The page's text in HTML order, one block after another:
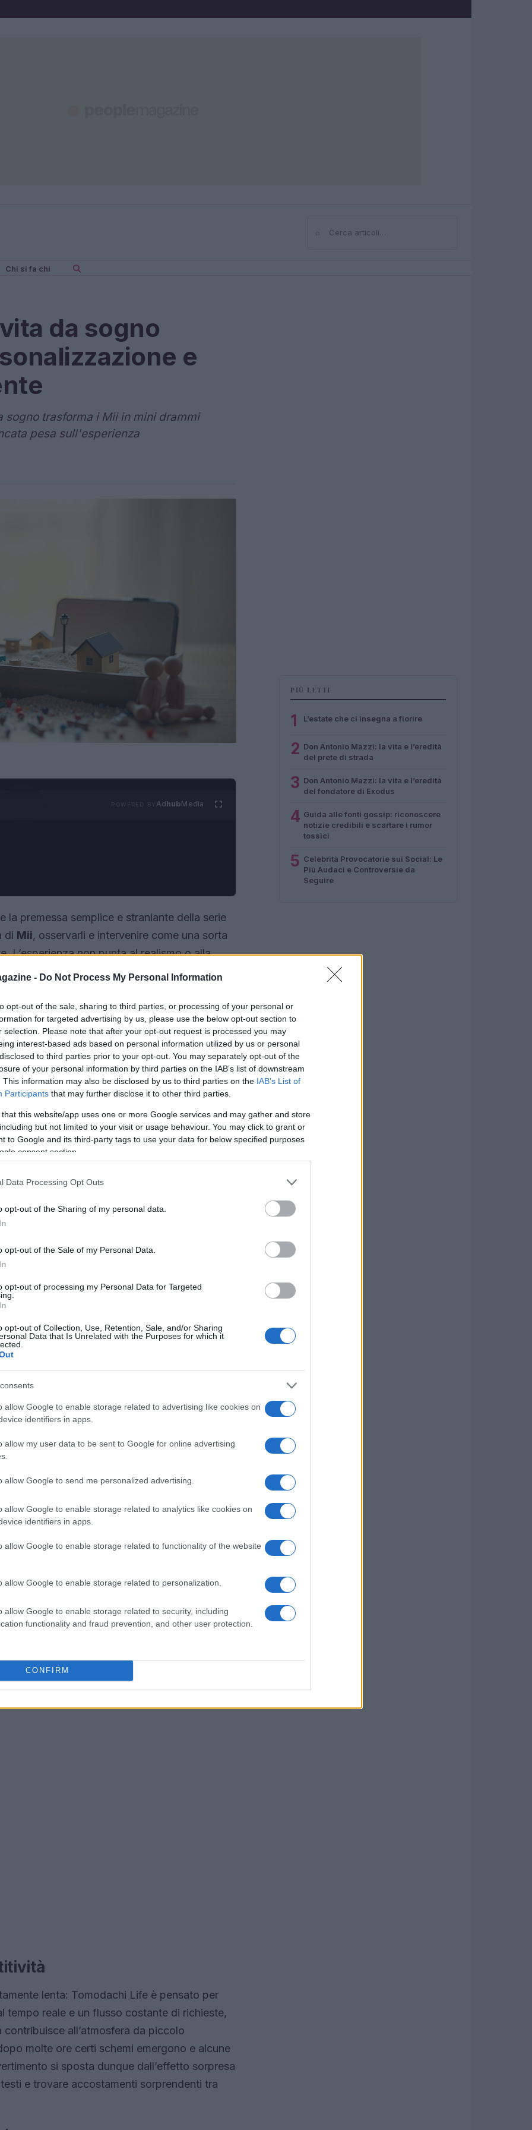
- Do Not Process My Personal Information
opt-out of the sale, sharing to third parties, or processing of your personal or
for targeted advertising by us, please use the below opt-out section to
selection. Please note that after your opt-out request is processed you may
interest-based ads based on personal information utilized by us or personal
to third parties prior to your opt-out. You may separately opt-out of the
of your personal information by third parties on the IAB’s list of downstream
This information may also be disclosed by us to third parties on the IAB’s List of
Participants that may further disclose it to other third parties.
that this website/app uses one or more Google services and may gather and store
but not limited to your visit or usage behaviour. You may click to grant or
to Google and its third-party tags to use your data for below specified purposes
consent section.
Data Processing Opt Outs
opt-out of the Sharing of my personal data.
opt-out of the Sale of my Personal Data.
opt-out of processing my Personal Data for Targeted
opt-out of Collection, Use, Retention, Sale, and/or Sharing
Data that Is Unrelated with the Purposes for which it
allow Google to enable storage related to advertising like cookies on
identifiers in apps.
allow my user data to be sent to Google for online advertising
allow Google to send me personalized advertising.
allow Google to enable storage related to analytics like cookies on
identifiers in apps.
allow Google to enable storage related to functionality of the website
allow Google to enable storage related to personalization.
allow Google to enable storage related to security, including
functionality and fraud prevention, and other user protection.
CONFIRM
⌕Cerca
Chi si fa chi
da sogno
e
sogno trasforma i Mii in mini drammi
pesa sull'esperienza
AdhubMedia
la premessa semplice e straniante della serie
di Mii, osservarli e intervenire come una sorta
L’esperienza non punta al realismo o alla
e tenere attraverso scelte minime del
quello che molti chiamano
e la personalizzazione diventano la
già note e rinforza il carattere dell’isola,
emergono nel tempo. La sensazione
crescere senza tradire la sua natura
nitidezza visiva e interazioni che producono
alcune scelte di design riducono il suo
del divertimento.
a funzionare
la combinazione delle frasi inserite dal
creano un meccanismo di comicità
La personalizzazione è al
reali o a caricature inventive, il
di continuare a vedere cosa accade
dettagli
di creazione: capelli, occhi, tratti del
permettendo sovrapposizioni e finiture che
Questa attenzione alla
più significativo. La grafica in alta
più chiari i momenti comici, senza tradire il
lenta: Tomodachi Life è pensato per
tempo reale e un flusso costante di richieste,
all’atmosfera da piccolo
molte ore certi schemi emergono e alcune
si sposta dunque dall’effetto sorpresa
e trovare accostamenti sorprendenti tra
PIÙ LETTI
1 L’estate che ci insegna a fiorire
2 Don Antonio Mazzi: la vita e l’eredità
del prete di strada
3 Don Antonio Mazzi: la vita e l’eredità
del fondatore di Exodus
4 Guida alle fonti gossip: riconoscere
notizie credibili e scartare i rumor
tossici
5 Celebrità Provocatorie sui Social: Le
Più Audaci e Controversie da
Seguire